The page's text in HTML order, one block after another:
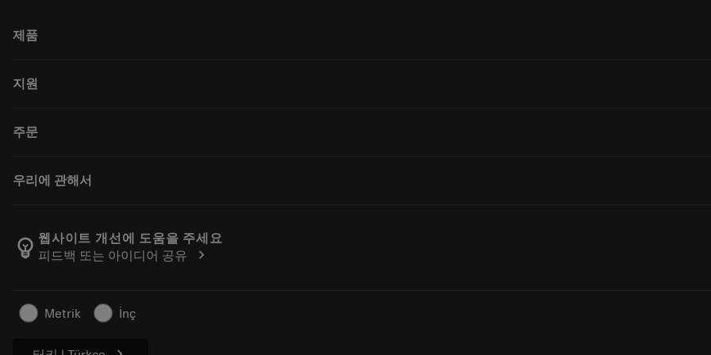
제품
모든 소프트웨어
재연마
지원
유통업체 및 전문업체
계산기 및 앱
주문
주문
주문 추적하기
견적을 작성하세요
우리에 관해서
Manufacturing Wellness
경력
기사
프레스용
emoji_objects 웹사이트 개선에 도움을 주세요
피드백 또는 아이디어 공유
chevron_right
Metrik İnç